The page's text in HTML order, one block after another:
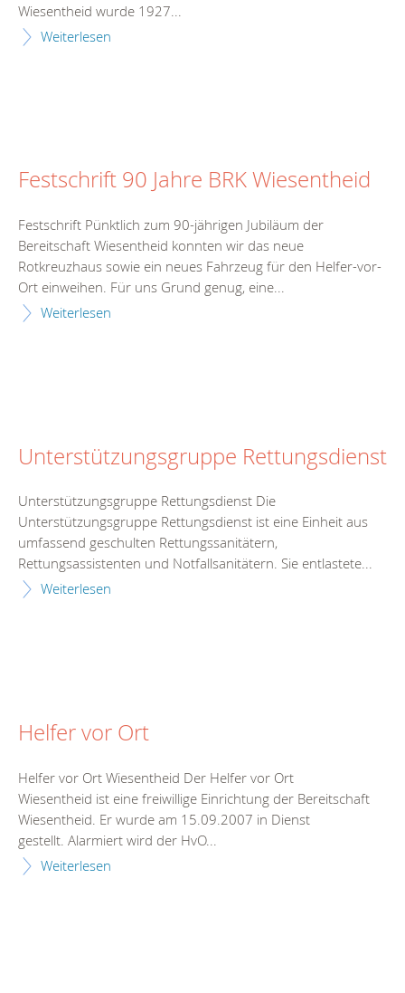
Wiesentheid wurde 1927...
Weiterlesen
Festschrift 90 Jahre BRK Wiesentheid
Festschrift Pünktlich zum 90-jährigen Jubiläum der
Bereitschaft Wiesentheid konnten wir das neue
Rotkreuzhaus sowie ein neues Fahrzeug für den Helfer-vor-
Ort einweihen. Für uns Grund genug, eine...
Weiterlesen
Unterstützungsgruppe Rettungsdienst
Unterstützungsgruppe Rettungsdienst Die
Unterstützungsgruppe Rettungsdienst ist eine Einheit aus
umfassend geschulten Rettungssanitätern,
Rettungsassistenten und Notfallsanitätern. Sie entlastete...
Weiterlesen
Helfer vor Ort
Helfer vor Ort Wiesentheid Der Helfer vor Ort
Wiesentheid ist eine freiwillige Einrichtung der Bereitschaft
Wiesentheid. Er wurde am 15.09.2007 in Dienst
gestellt. Alarmiert wird der HvO...
Weiterlesen